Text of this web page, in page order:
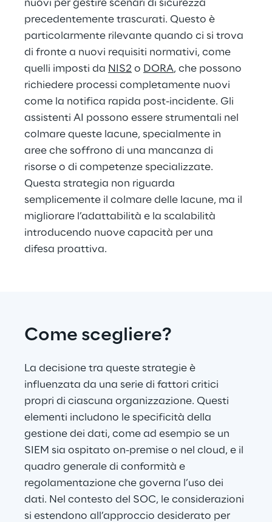
nuovi per gestire scenari di sicurezza
precedentemente trascurati. Questo è
particolarmente rilevante quando ci si trova
di fronte a nuovi requisiti normativi, come
quelli imposti da NIS2 o DORA, che possono
richiedere processi completamente nuovi
come la notifica rapida post-incidente. Gli
assistenti AI possono essere strumentali nel
colmare queste lacune, specialmente in
aree che soffrono di una mancanza di
risorse o di competenze specializzate.
Questa strategia non riguarda
semplicemente il colmare delle lacune, ma il
migliorare l’adattabilità e la scalabilità
introducendo nuove capacità per una
difesa proattiva.
Come scegliere?
La decisione tra queste strategie è
influenzata da una serie di fattori critici
propri di ciascuna organizzazione. Questi
elementi includono le specificità della
gestione dei dati, come ad esempio se un
SIEM sia ospitato on-premise o nel cloud, e il
quadro generale di conformità e
regolamentazione che governa l’uso dei
dati. Nel contesto del SOC, le considerazioni
si estendono all’approccio desiderato per